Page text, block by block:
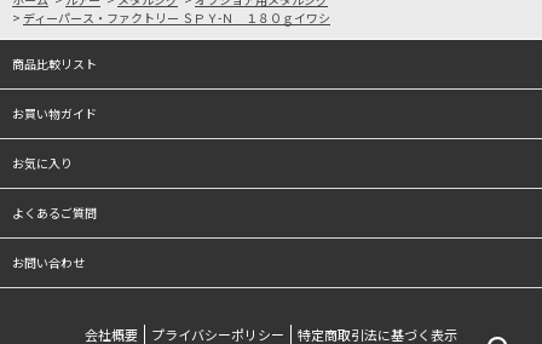
> ディーパース・ファクトリー ＳＰＹ-Ｎ １８０ｇイワシ
商品比較リスト
お買い物ガイド
お気に入り
よくあるご質問
お問い合わせ
会社概要 プライバシーポリシー 特定商取引法に基づく表示